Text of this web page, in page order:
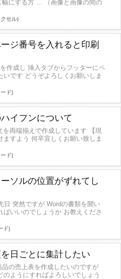
にする方 ... （画像と画像の間の
セル)
ジ番号を入れると印刷
作成し 挿入タブからフッターにペ
です どうぞよろしくお願いしま
ド)
イフンについて
を両端揃えで作成しています 【現
すよう 何卒宜しくお願い致しま
ド)
ソルの位置がずれてし
日 突然ですが Wordの書類を開い
いいのでしょうか お教えくださ
ド)
日ごとに集計したい
の売上表を作成したいのですが
ようにすればよろしいでしょう